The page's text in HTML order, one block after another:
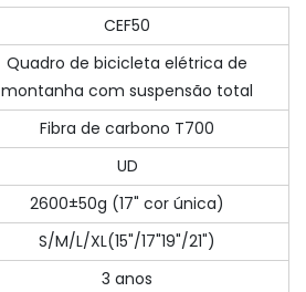
CEF50
Quadro de bicicleta elétrica de
montanha com suspensão total
Fibra de carbono T700
UD
2600±50g (17" cor única)
S/M/L/XL(15"/17"19"/21")
3 anos